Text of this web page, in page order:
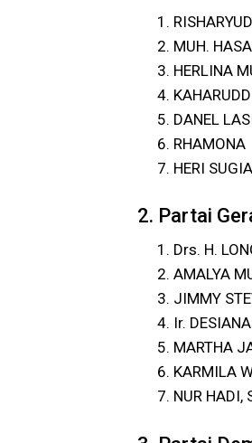
MUH.
HERLINA
DANEL
RHAMONA
HERI
2. Partai
Drs. H.
AMALYA
JIMMY
Ir.
MARTHA
KARMILA
NUR HADI,